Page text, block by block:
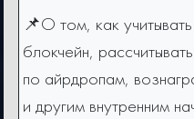
📌О том, как
блокчейн,
по айрдропам,
и другим внутренним